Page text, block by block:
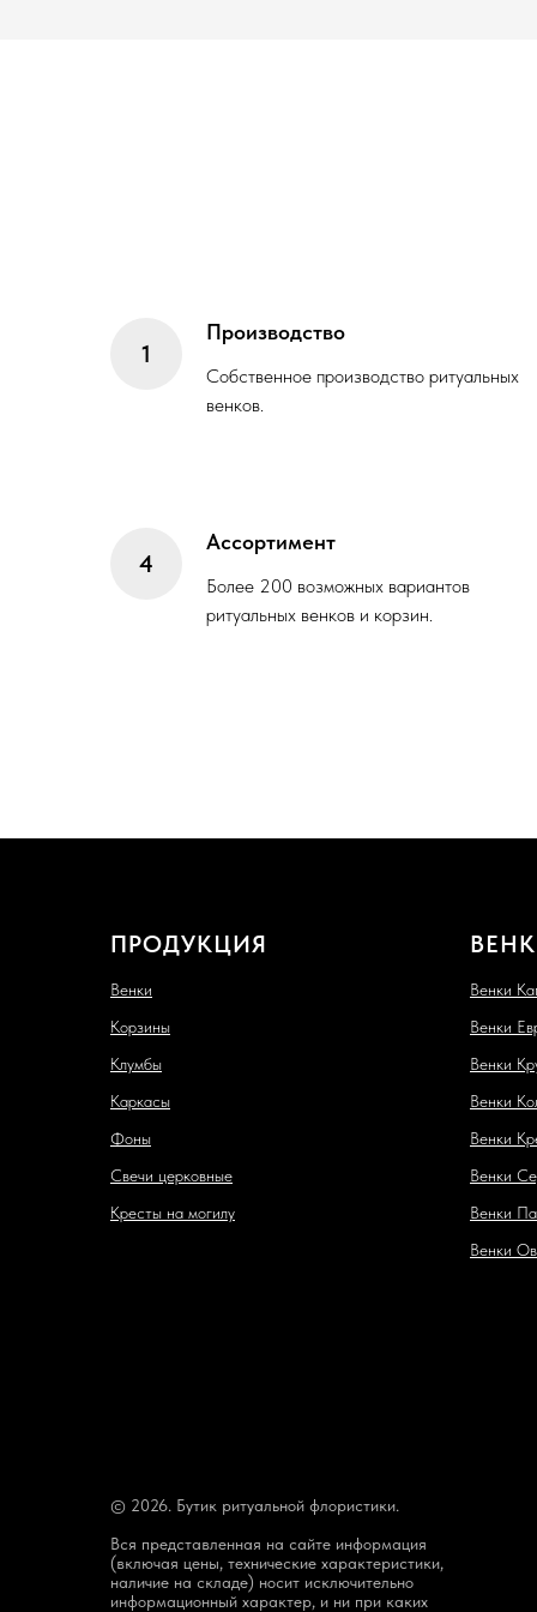
Производство
Собственное производство ритуальных
венков.
Ассортимент
Более 200 возможных вариантов
ритуальных венков и корзин.
ПРОДУКЦИЯ
Венки
Корзины
Клумбы
Каркасы
Фоны
Свечи церковные
Кресты на могилу
Венки
Венки
Венки
Венки
Венки
Венки
Венки
Венки
© 2026. Бутик ритуальной флористики.
Вся представленная на сайте информация
(включая цены, технические характеристики,
наличие на складе) носит исключительно
информационный характер, и ни при каких